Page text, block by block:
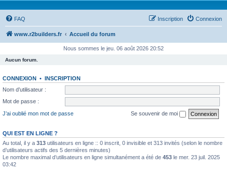
FAQ Connexion
Inscription
www.r2builders.fr Accueil du forum
Nous sommes le jeu. 06 août 2026 20:52
Aucun forum.
CONNEXION • INSCRIPTION
Nom d’utilisateur :
Mot de passe :
J’ai oublié mon mot de passe
Se souvenir de moi
QUI EST EN LIGNE ?
Au total, il y a 313 utilisateurs en ligne :: 0 inscrit, 0 invisible et 313 invités (selon le nombre
d’utilisateurs actifs des 5 dernières minutes)
Le nombre maximal d’utilisateurs en ligne simultanément a été de 453 le mer. 23 juil. 2025
03:42